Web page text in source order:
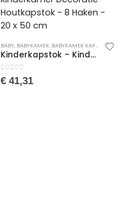
BABY, BABYKAMER, BABYKAMER KAPSTOKKEN
Kinderkapstok – Kinder Kapstok met haakjes – Kinder kleerhangers – Kinderkapstok hout – Kapstok met planken – Kinderkamer Decoratie – Houtkapstok – 8 Haken – 20 x 50 cm
0van de 5
€ 41,31